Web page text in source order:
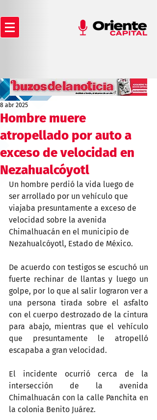
Hombre muere
atropellado por auto a
exceso de velocidad en
Nezahualcóyotl
8 abr 2025
Un hombre perdió la vida luego de
ser arrollado por un vehículo que
viajaba presuntamente a exceso de
velocidad sobre la avenida
Chimalhuacán en el municipio de
Nezahualcóyotl, Estado de México.
De acuerdo con testigos se escuchó un
fuerte rechinar de llantas y luego un
golpe, por lo que al salir lograron ver a
una persona tirada sobre el asfalto
con el cuerpo destrozado de la cintura
para abajo, mientras que el vehículo
que presuntamente le atropelló
escapaba a gran velocidad.
El incidente ocurrió cerca de la
intersección de la avenida
Chimalhuacán con la calle Panchita en
la colonia Benito Juárez.